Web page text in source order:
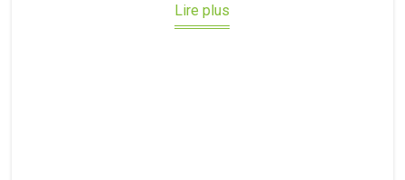
Lire plus